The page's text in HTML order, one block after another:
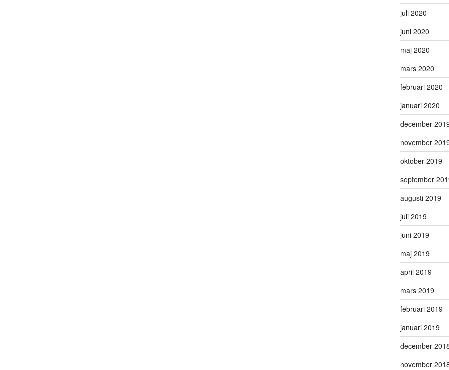
juli 2020
juni 2020
maj 2020
mars 2020
februari 2020
januari 2020
december
november
oktober 2019
september
augusti 2019
juli 2019
juni 2019
maj 2019
april 2019
mars 2019
februari 2019
januari 2019
december
november